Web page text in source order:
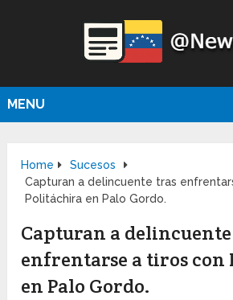
MENU
Home
Sucesos
Capturan a delincuente tras
Politáchira en Palo Gordo.
Capturan a
enfrentarse a tiros
en Palo Gordo.